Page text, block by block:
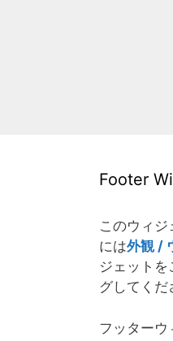
Footer
このウィ
には外観 /
ジェットを
グしてくだ
フッターウ